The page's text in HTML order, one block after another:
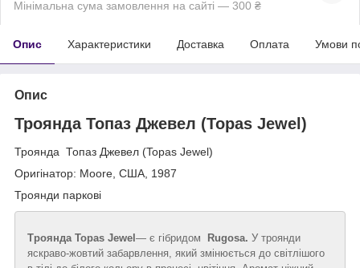
Мінімальна сума замовлення на сайті — 300 ₴
Опис Характеристики Доставка Оплата Умови
Опис
Троянда Топаз Джевел (Topas Jewel)
Троянда Топаз Джевел (Topas Jewel)
Оригінатор: Moore, США, 1987
Троянди паркові
Троянда Topas Jewel — є гібридом Rugosa. У троянди
яскраво-жовтий забарвлення, який змінюється до світлішого